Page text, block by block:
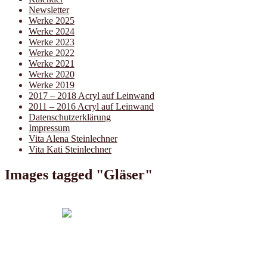
Newsletter
Werke 2025
Werke 2024
Werke 2023
Werke 2022
Werke 2021
Werke 2020
Werke 2019
2017 – 2018 Acryl auf Leinwand
2011 – 2016 Acryl auf Leinwand
Datenschutzerklärung
Impressum
Vita Alena Steinlechner
Vita Kati Steinlechner
Images tagged "Gläser"